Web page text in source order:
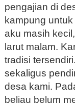
pengajian di
kampung
aku masih
larut malam.
tradisi
sekaligus
desa kami.
beliau belum